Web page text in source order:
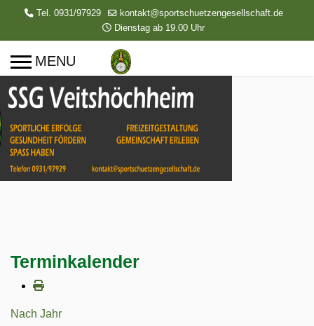
Tel. 0931/97929
kontakt@sportschuetzengesellschaft.de
Dienstag ab 19.00 Uhr
Terminkalender
Nach Jahr